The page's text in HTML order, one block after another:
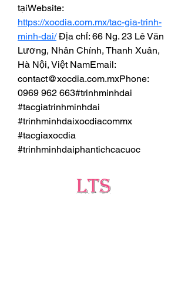
tạiWebsite:
https://xocdia.com.mx/tac-gia-trinh-
minh-dai/ Địa chỉ: 66 Ng. 23 Lê Văn
Lương, Nhân Chính, Thanh Xuân,
Hà Nội, Việt NamEmail:
contact@xocdia.com.mxPhone:
0969 962 663#trinhminhdai
#tacgiatrinhminhdai
#trinhminhdaixocdiacommx
#tacgiaxocdia
#trinhminhdaiphantichcacuoc